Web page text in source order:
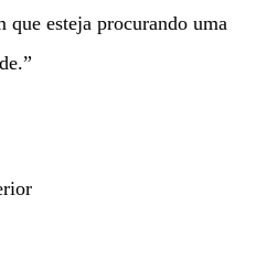
que esteja procurando uma